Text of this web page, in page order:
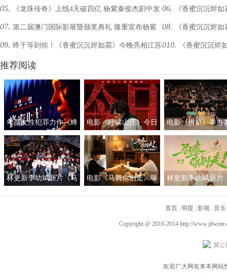
杨紫秀恩爱 有爱”纱
05. 《龙珠传奇》上线4天破四亿 杨紫秦俊杰剧中发
糖不断
06. 《香蜜沉沉烬
剧品相
07. 第二届澳门国际影展暨颁奖典礼 隆重宣布杨紫
琼获选本届焦点演员
08. 《香蜜沉沉烬
情献唱《天地无霜》
09. 终于等到你！《香蜜沉沉烬如霜》今晚亮相江苏
卫视
010. 《香蜜沉沉烬
推荐阅读
年度女性犯罪力作《蜂
蜜的针》定档3月28日
绝版影后阵容癫
电影《呼啸山庄》今日
上映
电影《拼桌》举办
礼及路演 白色情人
约搭子稳稳幸福
林更新李幼斌新片《马
电影《马腾你别走》曝
生“新地图”
林更新李幼斌新片
首页 明星 影视 音乐
Copyright @ 2010-2014 http://
冀公
欢迎广大网友来本网站